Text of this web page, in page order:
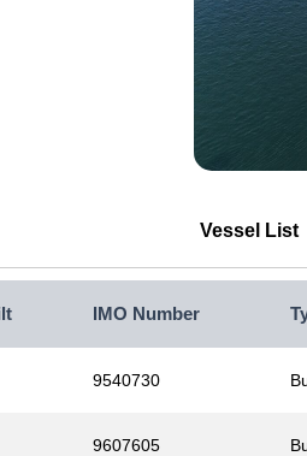
Vessel List
IMO Number
9540730
9607605